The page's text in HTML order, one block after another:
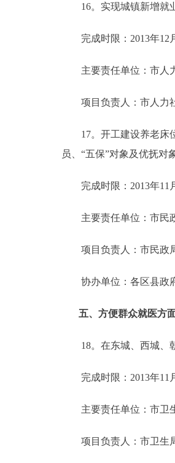
16。实现城镇新增就业
完成时限：2013年12
主要责任单位：市人
项目负责人：市人力
17。开工建设养老床位
员、“五保”对象及优抚对
完成时限：2013年11
主要责任单位：市民
项目负责人：市民政
协办单位：各区县政
五、方便群众就医方
18。在东城、西城、朝
完成时限：2013年11
主要责任单位：市卫
项目负责人：市卫生